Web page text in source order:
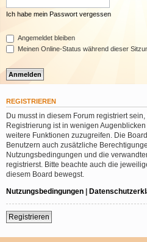
Ich habe mein Passwort vergessen
Angemeldet bleiben
Meinen Online-Status während dieser
REGISTRIEREN
Du musst in diesem Forum registriert
Registrierung ist in wenigen
weitere Funktionen zuzugreifen. Die
Benutzern auch zusätzliche
Nutzungsbedingungen und die
registrierst. Bitte beachte auch die
diesem Board bewegst.
Nutzungsbedingungen |
Registrieren